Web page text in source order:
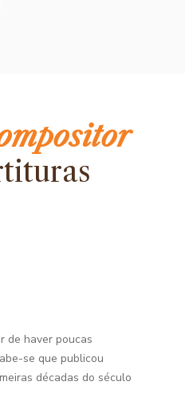
de haver poucas
se que publicou
décadas do século